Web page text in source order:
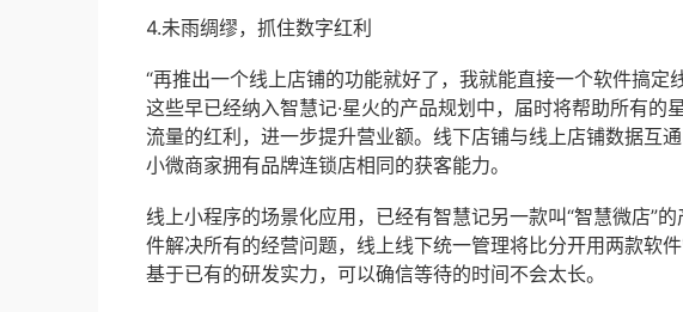
4.未雨绸缪，抓住数字红利
“再推出一个线上店铺的功能就好了，我就能直接一个软件搞定
这些早已经纳入智慧记·星火的产品规划中，届时将帮助所有
流量的红利，进一步提升营业额。线下店铺与线上店铺数据互
小微商家拥有品牌连锁店相同的获客能力。
线上小程序的场景化应用，已经有智慧记另一款叫“智慧微店”
件解决所有的经营问题，线上线下统一管理将比分开用两款软
基于已有的研发实力，可以确信等待的时间不会太长。